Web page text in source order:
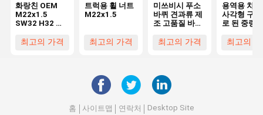
화랑친 OEM
M22x1.5
SW32 H32 트
차량용 사용자
최고의 가격
트럭용 휠 너트
M22x1.5
최고의 가격
미쓰비시 푸소
바퀴 견과류 제
조 고품질 바퀴
및 볼트 부품
최고의 가격
용역용 차
사각형 구
로 된 중량
류최고의
홈 사이트맵 연락처 Desktop Site